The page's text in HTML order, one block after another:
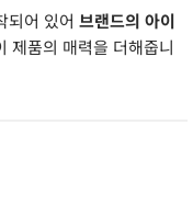
되어 있어 브랜드의 아이
제품의 매력을 더해줍니